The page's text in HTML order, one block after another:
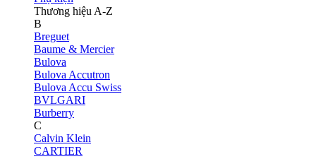
Thương hiệu A-Z
B
Breguet
Baume & Mercier
Bulova
Bulova Accutron
Bulova Accu Swiss
BVLGARI
Burberry
C
Calvin Klein
CARTIER